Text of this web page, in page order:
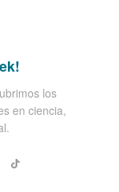
los
en ciencia,